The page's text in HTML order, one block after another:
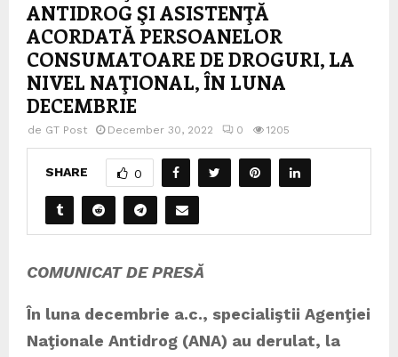
ANTIDROG ŞI ASISTENŢĂ
ACORDATĂ PERSOANELOR
CONSUMATOARE DE DROGURI, LA
NIVEL NAŢIONAL, ÎN LUNA
DECEMBRIE
de GT Post December 30, 2022 0 1205
SHARE 0
COMUNICAT DE PRESĂ
În luna decembrie a.c., specialiştii Agenţiei
Naţionale Antidrog (ANA) au derulat, la